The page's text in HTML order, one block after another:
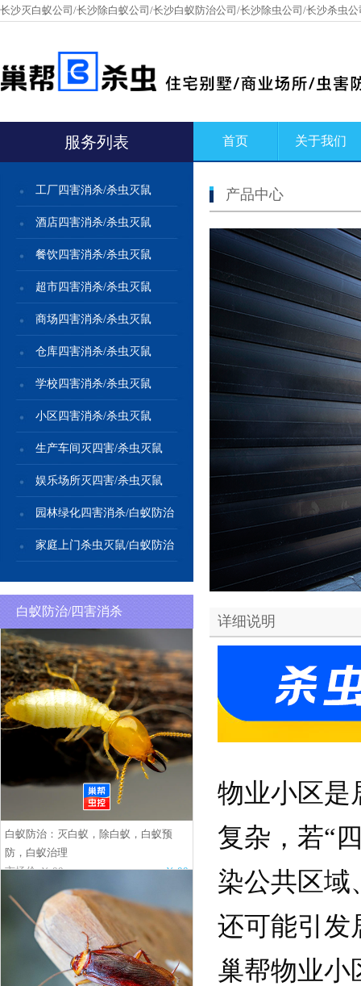
长沙灭白蚁公司/长沙除白蚁公司/长沙白蚁防治公司/长沙除虫公司/长沙杀虫
服务列表 首页 关于我们
工厂四害消杀/杀虫灭鼠
酒店四害消杀/杀虫灭鼠
餐饮四害消杀/杀虫灭鼠
超市四害消杀/杀虫灭鼠
商场四害消杀/杀虫灭鼠
仓库四害消杀/杀虫灭鼠
学校四害消杀/杀虫灭鼠
小区四害消杀/杀虫灭鼠
生产车间灭四害/杀虫灭鼠
娱乐场所灭四害/杀虫灭鼠
园林绿化四害消杀/白蚁防治
家庭上门杀虫灭鼠/白蚁防治
白蚁防治/四害消杀
白蚁防治：灭白蚁，除白蚁，白蚁预
防，白蚁治理
市场价:￥.00
￥.00
产品中心
详细说明
物业小区是
复杂，若“
染公共区域
还可能引发
巢帮物业小